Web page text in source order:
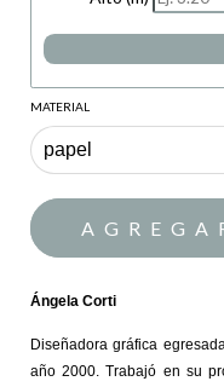
MATERIAL
Ángela Corti
Diseñadora gráfica
año 2000. Trabajó en su